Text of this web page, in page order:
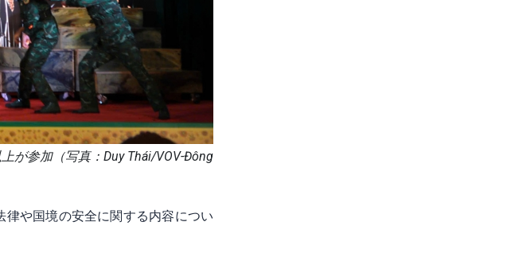
が参加（写真：Duy Thái/VOV-Đông
や国境の安全に関する内容につい